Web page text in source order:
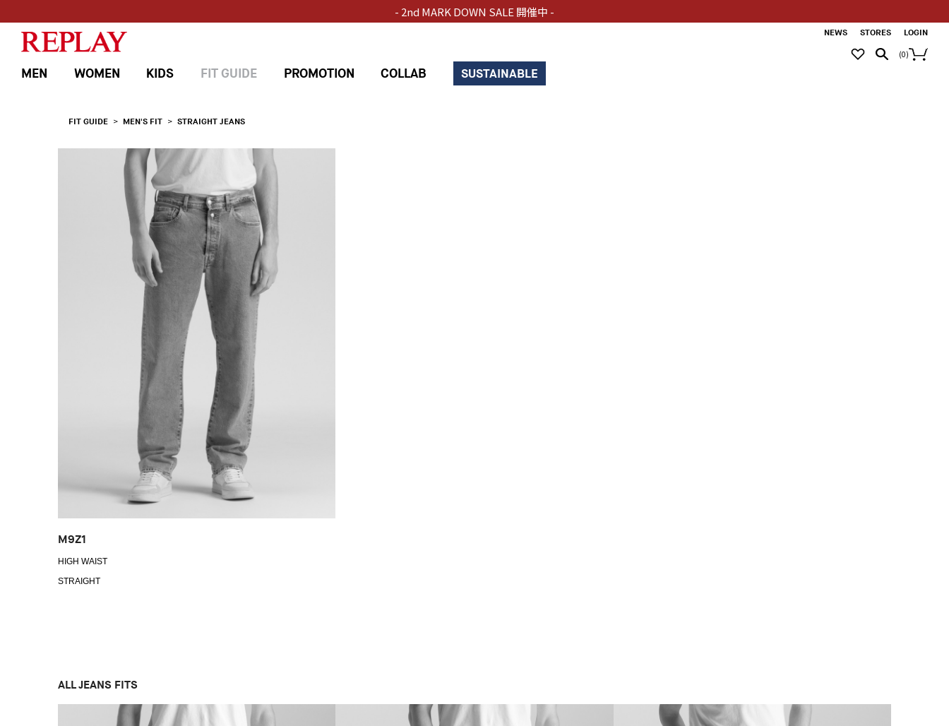
- 2nd MARK DOWN SALE 開催中 -
NEWS STORES LOGIN
(0)
MEN WOMEN KIDS FIT GUIDE PROMOTION COLLAB SUSTAINABLE
FIT GUIDE > MEN'S FIT > STRAIGHT JEANS
M9Z1
HIGH WAIST
STRAIGHT
ALL JEANS FITS